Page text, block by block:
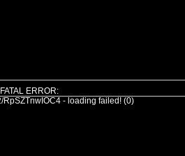
FATAL ERROR:
RpSZTnwIOC4 - loading failed! (0)